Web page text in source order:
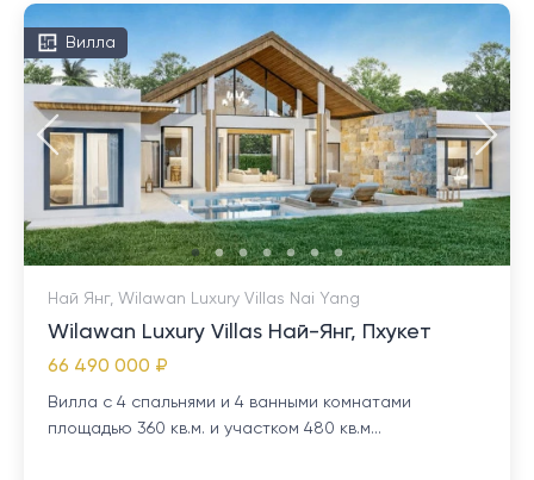
Вилла
Най Янг, Wilawan Luxury Villas Nai Yang
Wilawan Luxury Villas Най-Янг, Пхукет
66 490 000 ₽
Вилла с 4 спальнями и 4 ванными комнатами
площадью 360 кв.м. и участком 480 кв.м...